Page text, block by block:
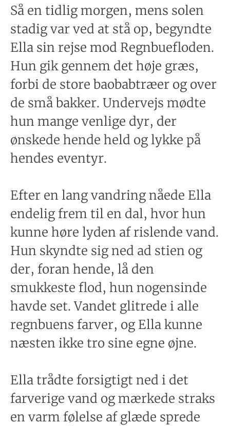
Så en tidlig morgen, mens solen
stadig var ved at stå op, begyndte
Ella sin rejse mod Regnbuefloden.
Hun gik gennem det høje græs,
forbi de store baobabtræer og over
de små bakker. Undervejs mødte
hun mange venlige dyr, der
ønskede hende held og lykke på
hendes eventyr.
Efter en lang vandring nåede Ella
endelig frem til en dal, hvor hun
kunne høre lyden af rislende vand.
Hun skyndte sig ned ad stien og
der, foran hende, lå den
smukkeste flod, hun nogensinde
havde set. Vandet glitrede i alle
regnbuens farver, og Ella kunne
næsten ikke tro sine egne øjne.
Ella trådte forsigtigt ned i det
farverige vand og mærkede straks
en varm følelse af glæde sprede